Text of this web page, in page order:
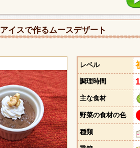
アイスで作るムースデザート
レベル
調理時間
主な食材
野菜の食材の色
種類